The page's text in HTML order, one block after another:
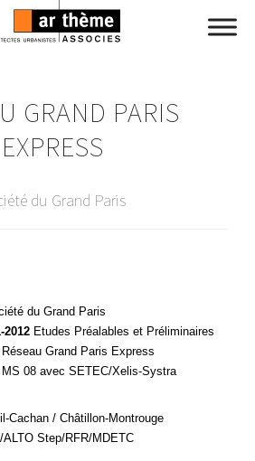
GRAND PARIS
EXPRESS
du Grand Paris
du Grand Paris
2012 Etudes Préalables et Préliminaires
Grand Paris Express
08 avec SETEC/Xelis-Systra
Cachan / Châtillon-Montrouge
Step/RFR/MDETC